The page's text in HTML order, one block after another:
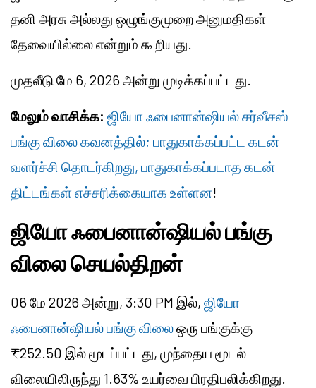
தனி அரசு அல்லது ஒழுங்குமுறை அனுமதிகள்
தேவையில்லை என்றும் கூறியது.
முதலீடு மே 6, 2026 அன்று முடிக்கப்பட்டது.
மேலும் வாசிக்க: ஜியோ ஃபைனான்ஷியல் சர்வீசஸ்
பங்கு விலை கவனத்தில்; பாதுகாக்கப்பட்ட கடன்
வளர்ச்சி தொடர்கிறது, பாதுகாக்கப்படாத கடன்
திட்டங்கள் எச்சரிக்கையாக உள்ளன!
ஜியோ ஃபைனான்ஷியல் பங்கு
விலை செயல்திறன்
06 மே 2026 அன்று, 3:30 PM இல், ஜியோ
ஃபைனான்ஷியல் பங்கு விலைஒரு பங்குக்கு
₹252.50 இல் மூடப்பட்டது, முந்தைய மூடல்
விலையிலிருந்து 1.63% உயர்வை பிரதிபலிக்கிறது.